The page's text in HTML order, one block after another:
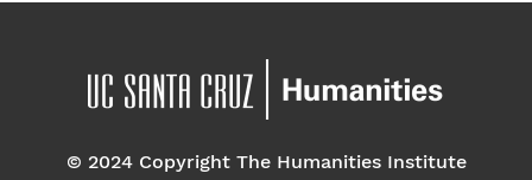
© 2024 Copyright The Humanities Institute